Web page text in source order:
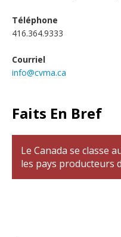
Téléphone
416.364.9333
Courriel
info@cvma.ca
Faits En Bref
Le Canada se classe
les pays producteurs